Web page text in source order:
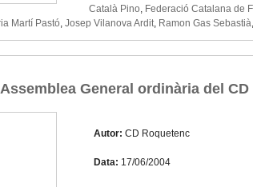
Català Pino, Federació Catalana de
Martí Pastó, Josep Vilanova Ardit, Ramon Gas Sebastià,
General ordinària del
Autor: CD Roquetenc
Data: 17/06/2004